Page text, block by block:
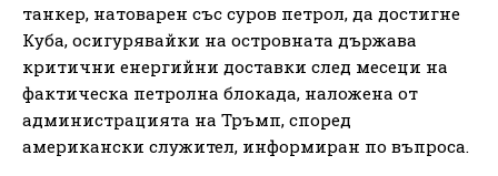
танкер, натоварен със суров петрол, да достигне
Куба, осигурявайки на островната държава
критични енергийни доставки след месеци на
фактическа петролна блокада, наложена от
администрацията на Тръмп, според
американски служител, информиран по въпроса.